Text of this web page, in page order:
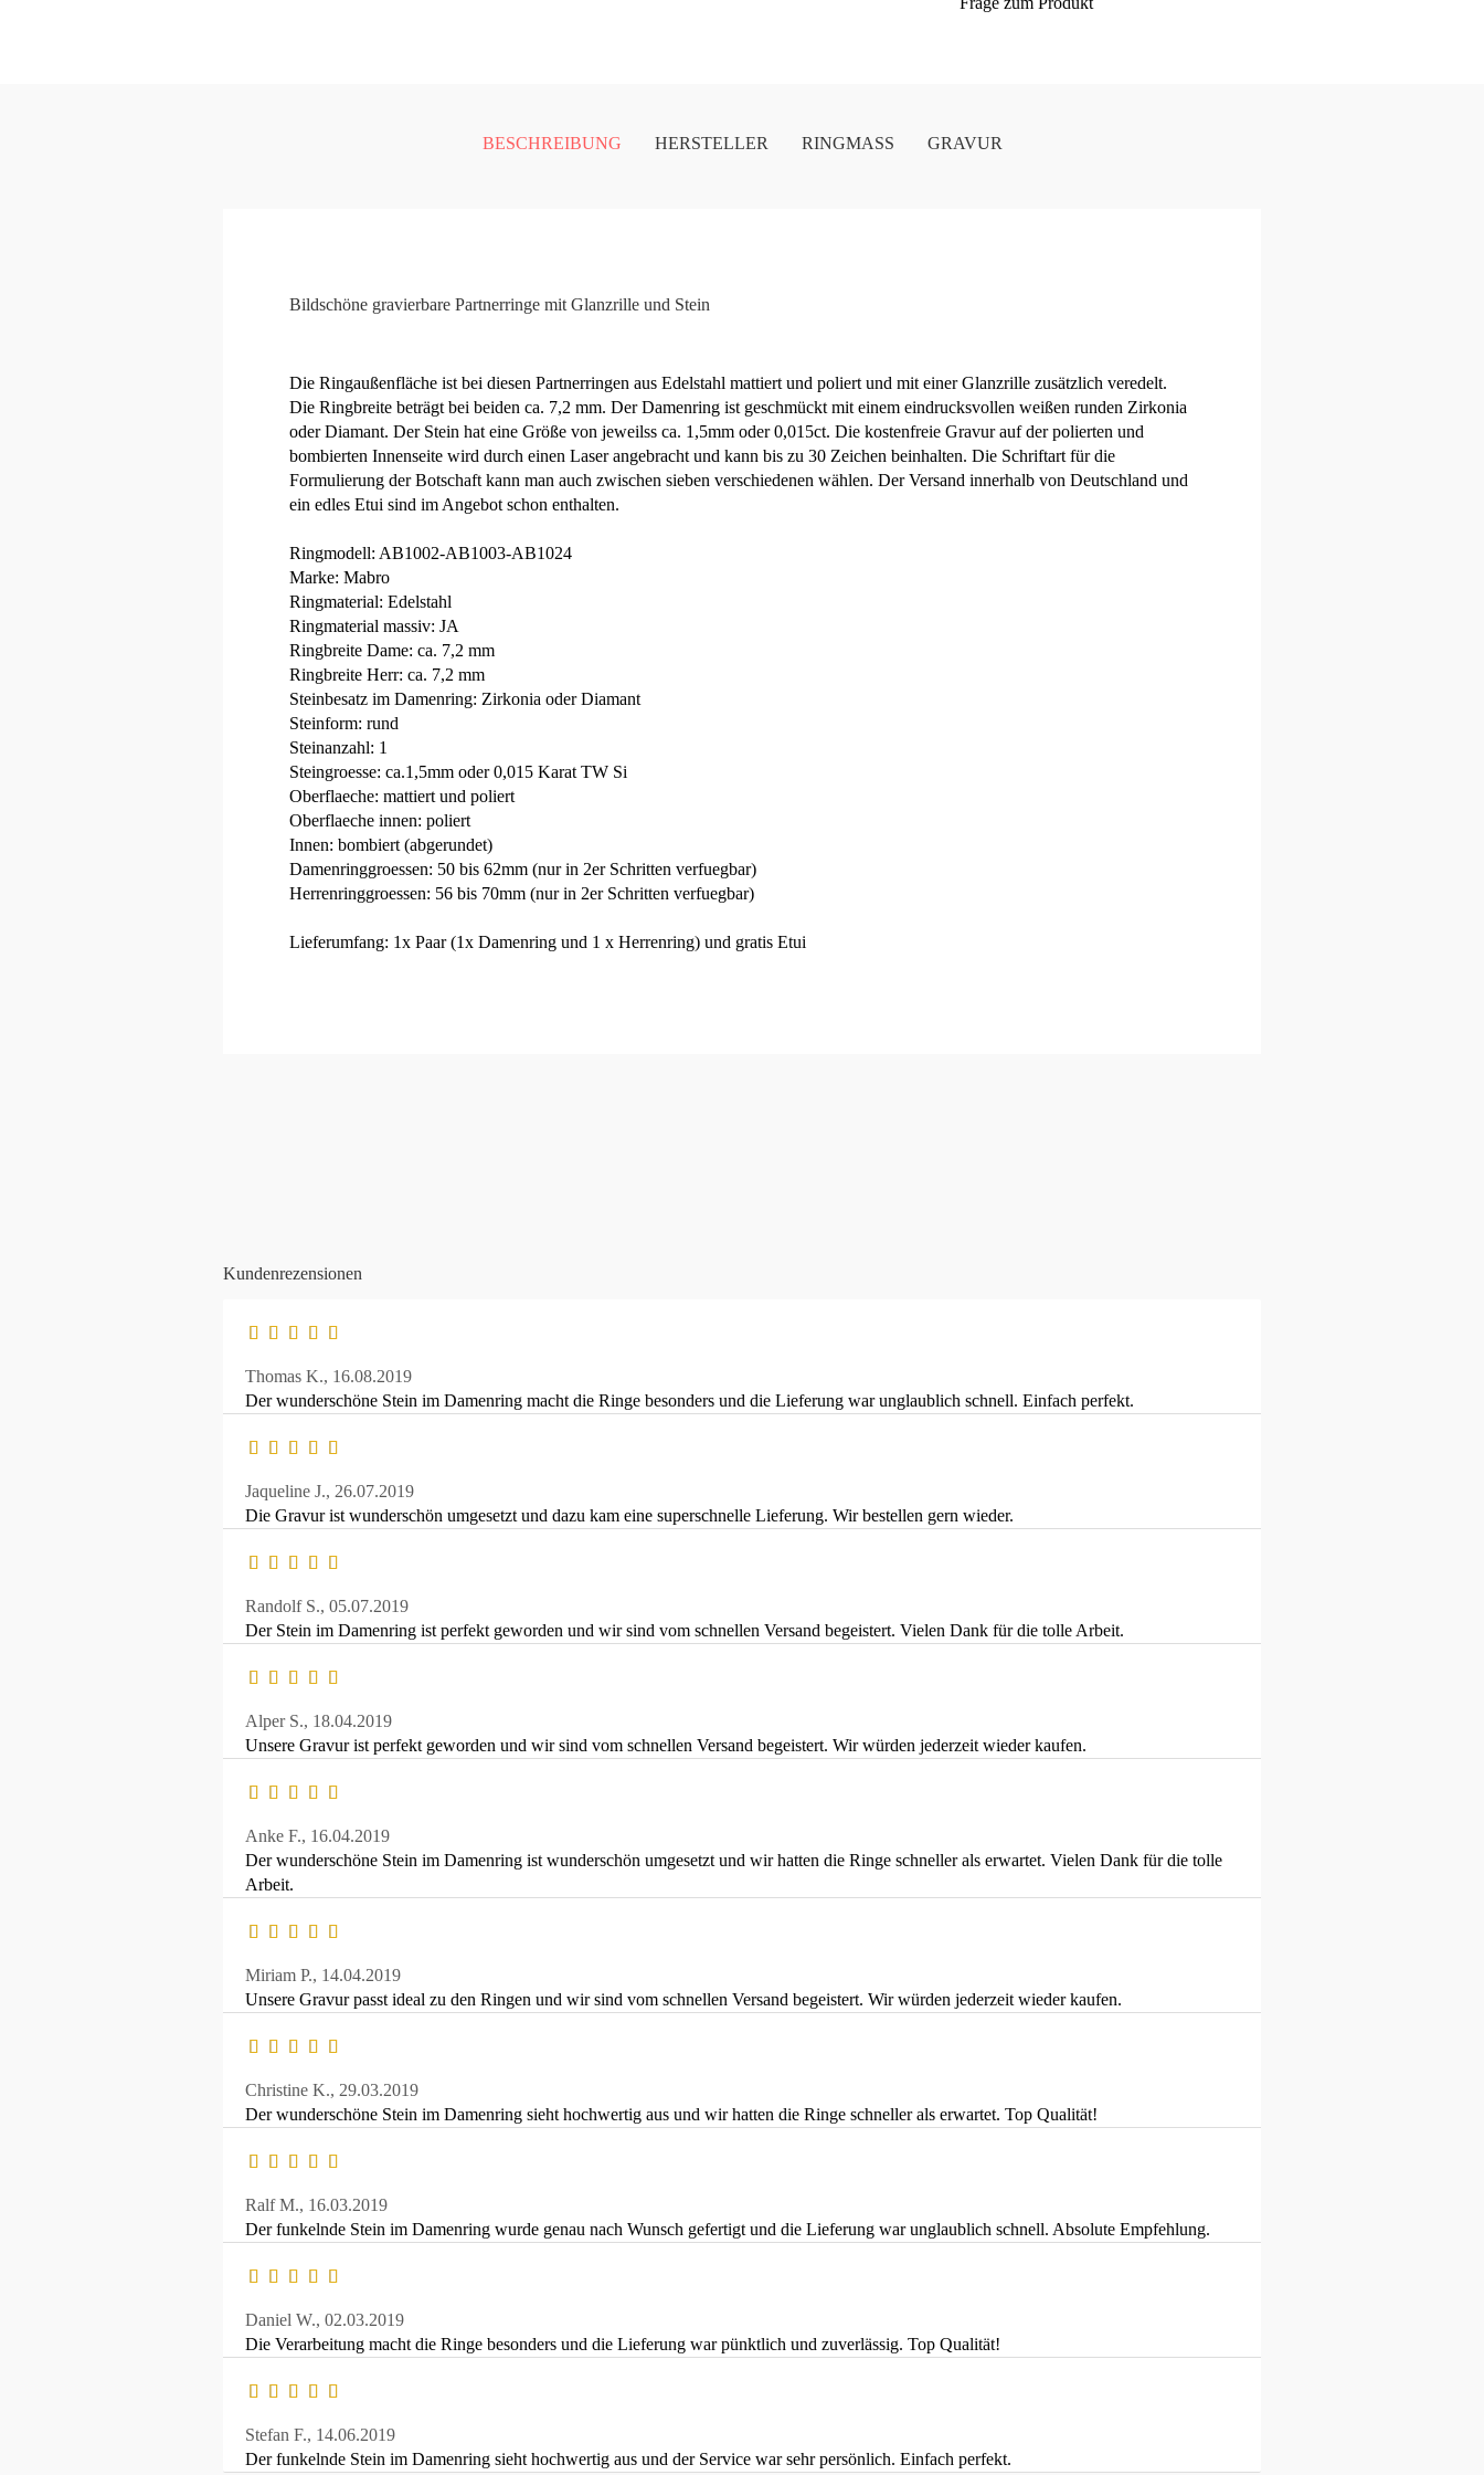
BESCHREIBUNG HERSTELLER RINGMASS GRAVUR
Bildschöne gravierbare Partnerringe mit Glanzrille und Stein
Die Ringaußenfläche ist bei diesen Partnerringen aus Edelstahl mattiert und poliert und mit einer Glanzrille zusätzlich veredelt.
Die Ringbreite beträgt bei beiden ca. 7,2 mm. Der Damenring ist geschmückt mit einem eindrucksvollen weißen runden Zirkonia
oder Diamant. Der Stein hat eine Größe von jeweilss ca. 1,5mm oder 0,015ct. Die kostenfreie Gravur auf der polierten und
bombierten Innenseite wird durch einen Laser angebracht und kann bis zu 30 Zeichen beinhalten. Die Schriftart für die
Formulierung der Botschaft kann man auch zwischen sieben verschiedenen wählen. Der Versand innerhalb von Deutschland und
ein edles Etui sind im Angebot schon enthalten.
Ringmodell: AB1002-AB1003-AB1024
Marke: Mabro
Ringmaterial: Edelstahl
Ringmaterial massiv: JA
Ringbreite Dame: ca. 7,2 mm
Ringbreite Herr: ca. 7,2 mm
Steinbesatz im Damenring: Zirkonia oder Diamant
Steinform: rund
Steinanzahl: 1
Steingroesse: ca.1,5mm oder 0,015 Karat TW Si
Oberflaeche: mattiert und poliert
Oberflaeche innen: poliert
Innen: bombiert (abgerundet)
Damenringgroessen: 50 bis 62mm (nur in 2er Schritten verfuegbar)
Herrenringgroessen: 56 bis 70mm (nur in 2er Schritten verfuegbar)
Lieferumfang: 1x Paar (1x Damenring und 1 x Herrenring) und gratis Etui
Kundenrezensionen
Thomas K., 16.08.2019
Der wunderschöne Stein im Damenring macht die Ringe besonders und die Lieferung war unglaublich schnell. Einfach perfekt.
Jaqueline J., 26.07.2019
Die Gravur ist wunderschön umgesetzt und dazu kam eine superschnelle Lieferung. Wir bestellen gern wieder.
Randolf S., 05.07.2019
Der Stein im Damenring ist perfekt geworden und wir sind vom schnellen Versand begeistert. Vielen Dank für die tolle Arbeit.
Alper S., 18.04.2019
Unsere Gravur ist perfekt geworden und wir sind vom schnellen Versand begeistert. Wir würden jederzeit wieder kaufen.
Anke F., 16.04.2019
Der wunderschöne Stein im Damenring ist wunderschön umgesetzt und wir hatten die Ringe schneller als erwartet. Vielen Dank für die tolle
Arbeit.
Miriam P., 14.04.2019
Unsere Gravur passt ideal zu den Ringen und wir sind vom schnellen Versand begeistert. Wir würden jederzeit wieder kaufen.
Christine K., 29.03.2019
Der wunderschöne Stein im Damenring sieht hochwertig aus und wir hatten die Ringe schneller als erwartet. Top Qualität!
Ralf M., 16.03.2019
Der funkelnde Stein im Damenring wurde genau nach Wunsch gefertigt und die Lieferung war unglaublich schnell. Absolute Empfehlung.
Daniel W., 02.03.2019
Die Verarbeitung macht die Ringe besonders und die Lieferung war pünktlich und zuverlässig. Top Qualität!
Stefan F., 14.06.2019
Der funkelnde Stein im Damenring sieht hochwertig aus und der Service war sehr persönlich. Einfach perfekt.